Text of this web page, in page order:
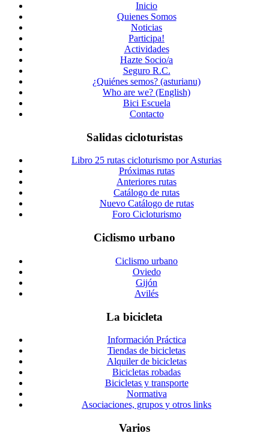
Inicio
Quienes Somos
Noticias
Participa!
Actividades
Hazte Socio/a
Seguro R.C.
¿Quiénes semos? (asturianu)
Who are we? (English)
Bici Escuela
Contacto
Salidas cicloturistas
Libro 25 rutas cicloturismo por Asturias
Próximas rutas
Anteriores rutas
Catálogo de rutas
Nuevo Catálogo de rutas
Foro Cicloturismo
Ciclismo urbano
Ciclismo urbano
Oviedo
Gijón
Avilés
La bicicleta
Información Práctica
Tiendas de bicicletas
Alquiler de bicicletas
Bicicletas robadas
Bicicletas y transporte
Normativa
Asociaciones, grupos y otros links
Varios